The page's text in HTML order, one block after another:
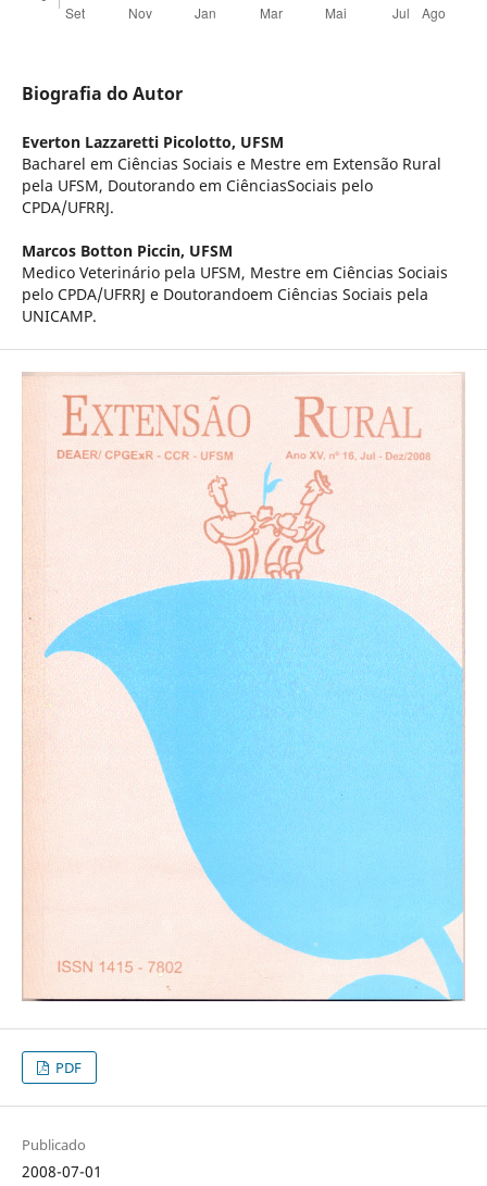
Biografia do Autor
Everton Lazzaretti Picolotto, UFSM
Bacharel em Ciências Sociais e Mestre em Extensão Rural
pela UFSM, Doutorando em CiênciasSociais pelo
CPDA/UFRRJ.
Marcos Botton Piccin, UFSM
Medico Veterinário pela UFSM, Mestre em Ciências Sociais
pelo CPDA/UFRRJ e Doutorandoem Ciências Sociais pela
UNICAMP.
PDF
Publicado
2008-07-01